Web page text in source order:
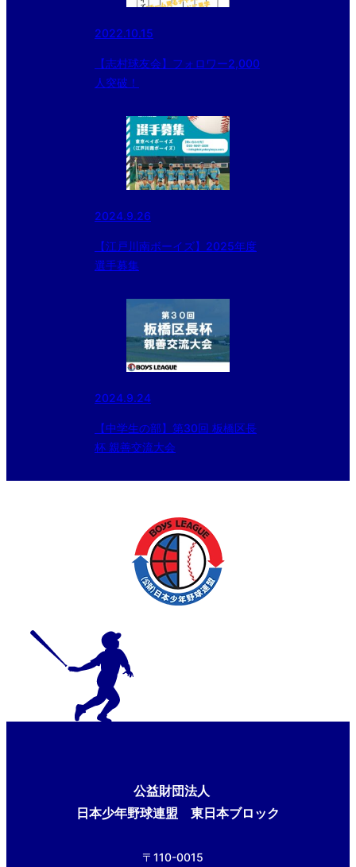
2022.10.15
【志村球友会】フォロワー2,000
人突破！
2024.9.26
【江戸川南ボーイズ】2025年度
選手募集
2024.9.24
【中学生の部】第30回 板橋区長
杯 親善交流大会
公益財団法人
日本少年野球連盟 東日本ブロック
〒110-0015